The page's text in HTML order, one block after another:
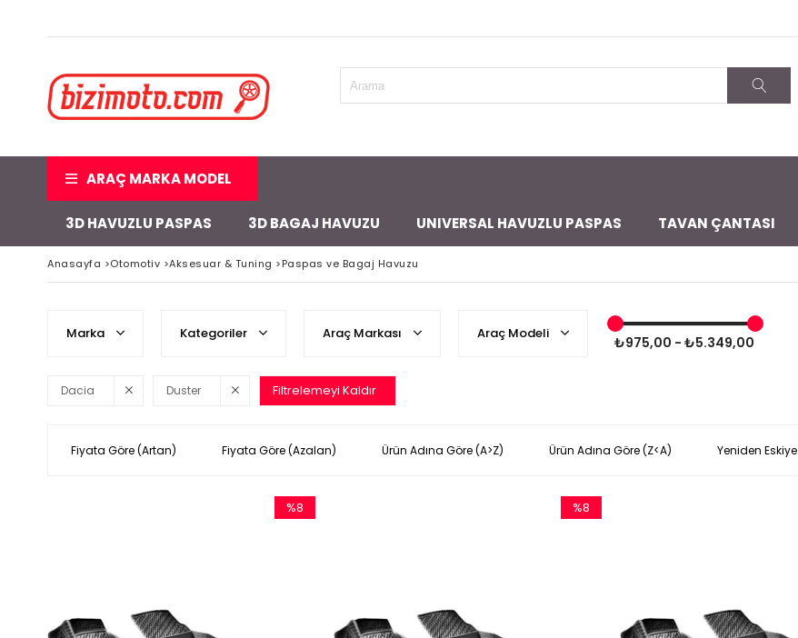
ARAÇ MARKA MODEL
3D HAVUZLU PASPAS 3D BAGAJ HAVUZU UNIVERSAL HAVUZLU PASPAS TAVAN ÇANTASI
Anasayfa >Otomotiv >Aksesuar & Tuning >Paspas ve Bagaj Havuzu
Marka Kategoriler Araç Markası Araç Modeli
₺975,00 - ₺5.349,00
Dacia Duster Filtrelemeyi Kaldır
Fiyata Göre (Artan) Fiyata Göre (Azalan) Ürün Adına Göre (A>Z) Ürün Adına Göre (Z<A) Yeniden Eskiye
%8
%8